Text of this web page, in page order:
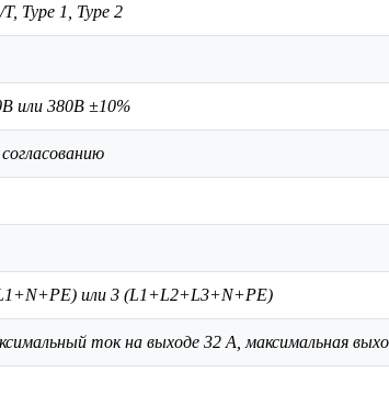
Type 1, Type 2
или 380В ±10%
или 3 (L1+L2+L3+N+PE)
ток на выходе 32 А, максимальная